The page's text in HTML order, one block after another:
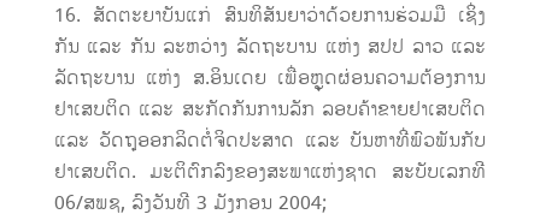
ສັດຕະຍາບັນແກ່ ສົນທິສັນຍາວ່າດ້ວຍການຮ່ວມມື ເຊິ່ງ
ກັນ ແລະ ກັນ ລະຫວ່າງ ລັດຖະບານ ແຫ່ງ ສປປ ລາວ ແລະ
ລັດຖະບານ ແຫ່ງ ສ.ອິນເດຍ ເພື່ອຫຼຸດຜ່ອນຄວາມຕ້ອງການ
ຢາເສບຕິດ ແລະ ສະກັດກັນການລັກ ລອບຄ້າຂາຍຢາເສບຕິດ
ແລະ ວັດຖຸອອກລິດຕໍ່ຈິດປະສາດ ແລະ ບັນຫາທີ່ພົວພັນກັບ
ຢາເສບຕິດ. ມະຕິຕົກລົງຂອງສະພາແຫ່ງຊາດ ສະບັບເລກທີ
06/ສພຊ, ລົງວັນທີ 3 ມັງກອນ 2004;